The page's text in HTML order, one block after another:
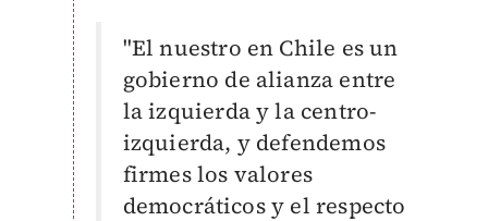
"El nuestro en Chile es un
gobierno de alianza entre
la izquierda y la centro-
izquierda, y defendemos
firmes los valores
democráticos y el respecto